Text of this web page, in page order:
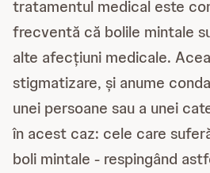
tratamentul medical este
frecventă că bolile mintale
alte afecțiuni medicale.
stigmatizare, și anume
unei persoane sau a unei
în acest caz: cele care
boli mintale - respingând